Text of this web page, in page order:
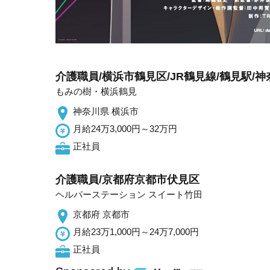
介護職員/横浜市鶴見区/JR鶴見線/鶴見駅/神
もみの樹・横浜鶴見
神奈川県 横浜市
月給24万3,000円～32万円
正社員
介護職員/京都府京都市伏見区
ヘルパーステーション スイート竹田
京都府 京都市
月給23万1,000円～24万7,000円
正社員